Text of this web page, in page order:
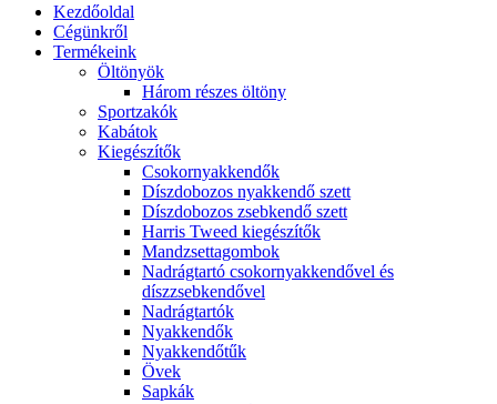
Kezdőoldal
Cégünkről
Termékeink
Öltönyök
Három részes öltöny
Sportzakók
Kabátok
Kiegészítők
Csokornyakkendők
Díszdobozos nyakkendő szett
Díszdobozos zsebkendő szett
Harris Tweed kiegészítők
Mandzsettagombok
Nadrágtartó csokornyakkendővel és
díszzsebkendővel
Nadrágtartók
Nyakkendők
Nyakkendőtűk
Övek
Sapkák